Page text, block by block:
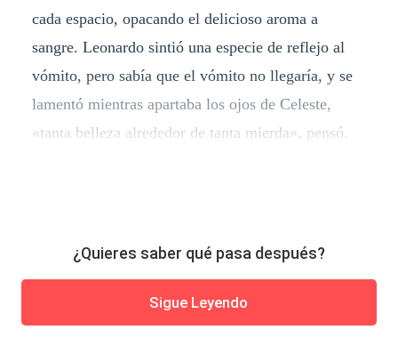
cada espacio, opacando el delicioso aroma a
sangre. Leonardo sintió una especie de reflejo al
vómito, pero sabía que el vómito no llegaría, y se
lamentó mientras apartaba los ojos de Celeste,
«tanta belleza alrededor de tanta mierda», pensó.
¿Quieres saber qué pasa después?
Sigue Leyendo